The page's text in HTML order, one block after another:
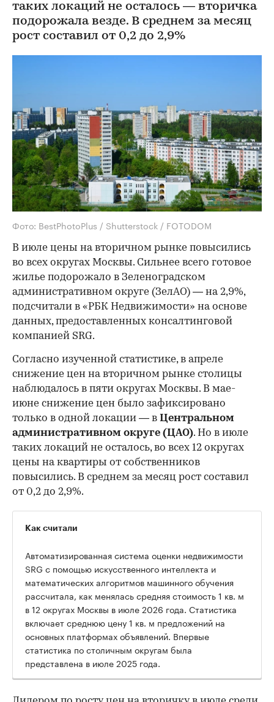
таких локаций не осталось — вторичка
подорожала везде. В среднем за месяц
рост составил от 0,2 до 2,9%
Фото: BestPhotoPlus / Shutterstock / FOTODOM
В июле цены на вторичном рынке повысились
во всех округах Москвы. Сильнее всего готовое
жилье подорожало в Зеленоградском
административном округе (ЗелАО) — на 2,9%,
подсчитали в «РБК Недвижимости» на основе
данных, предоставленных консалтинговой
компанией SRG.
Согласно изученной статистике, в апреле
снижение цен на вторичном рынке столицы
наблюдалось в пяти округах Москвы. В мае-
июне снижение цен было зафиксировано
только в одной локации — в Центральном
административном округе (ЦАО). Но в июле
таких локаций не осталось, во всех 12 округах
цены на квартиры от собственников
повысились. В среднем за месяц рост составил
от 0,2 до 2,9%.
Как считали
Автоматизированная система оценки недвижимости
SRG с помощью искусственного интеллекта и
математических алгоритмов машинного обучения
рассчитала, как менялась средняя стоимость 1 кв. м
в 12 округах Москвы в июле 2026 года. Статистика
включает среднюю цену 1 кв. м предложений на
основных платформах объявлений. Впервые
статистика по столичным округам была
представлена в июле 2025 года.